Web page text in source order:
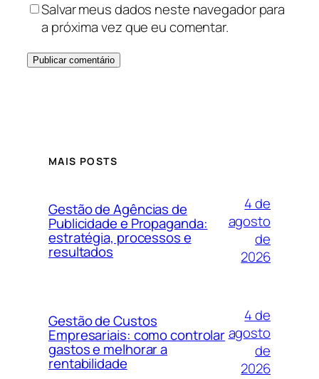
Salvar meus dados neste navegador para
a próxima vez que eu comentar.
MAIS POSTS
Gestão de Agências de
Publicidade e Propaganda:
estratégia, processos e
resultados
4 de
agosto
de
2026
Gestão de Custos
Empresariais: como controlar
gastos e melhorar a
rentabilidade
4 de
agosto
de
2026